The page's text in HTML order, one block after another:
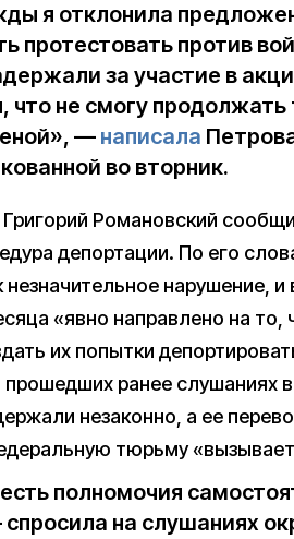
я отклонила
протестовать против
за участие в
что не смогу
— написала
во вторник.
Романовский
депортации. По его
нарушение, и
«явно направлено на то,
их попытки
ранее слушаниях
незаконно, а ее
тюрьму
полномочия
на слушаниях